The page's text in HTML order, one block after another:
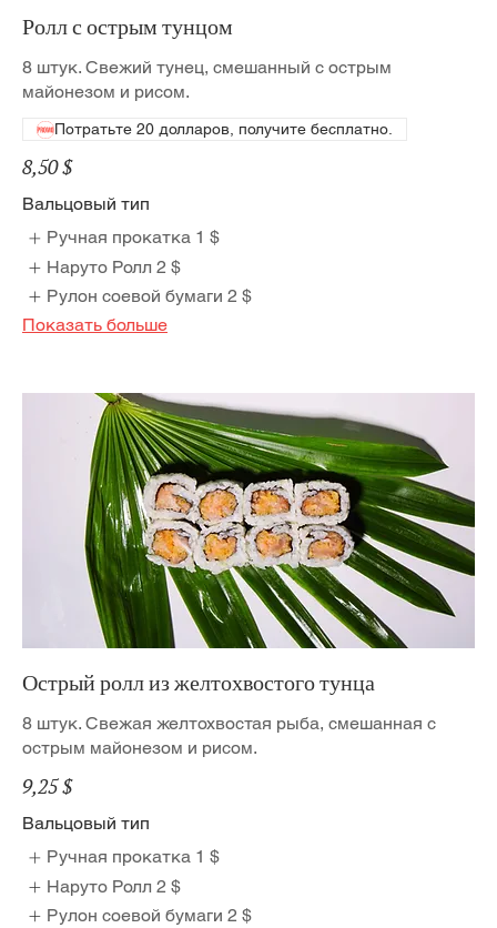
Ролл с острым тунцом
8 штук. Свежий тунец, смешанный с острым
майонезом и рисом.
8,50 $
Потратьте 20 долларов, получите бесплатно.
Вальцовый тип
Ручная прокатка 1 $
Наруто Ролл 2 $
Рулон соевой бумаги 2 $
Показать больше
Острый ролл из желтохвостого тунца
8 штук. Свежая желтохвостая рыба, смешанная с
острым майонезом и рисом.
9,25 $
Вальцовый тип
Ручная прокатка 1 $
Наруто Ролл 2 $
Рулон соевой бумаги 2 $